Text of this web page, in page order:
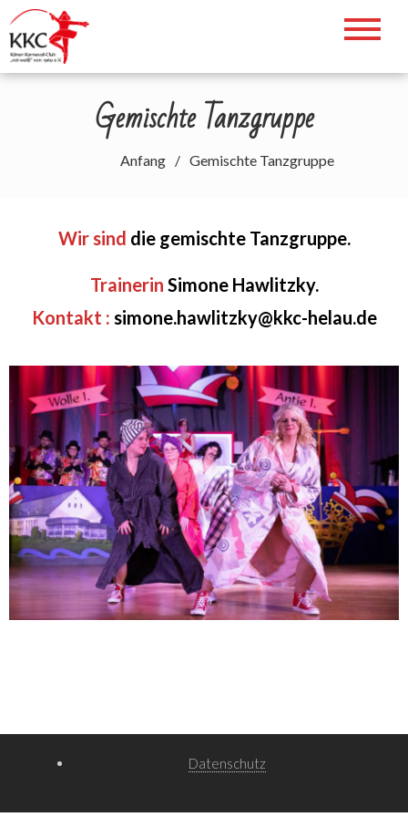
Zum
Inhalt
springen
Willkommen auf der Webseite des
KKC. Helau!!!
Gemischte Tanzgruppe
Anfang Gemischte Tanzgruppe
Wir sind die gemischte Tanzgruppe.
Trainerin Simone Hawlitzky.
Kontakt : simone.hawlitzky@kkc-helau.de
Datenschutz